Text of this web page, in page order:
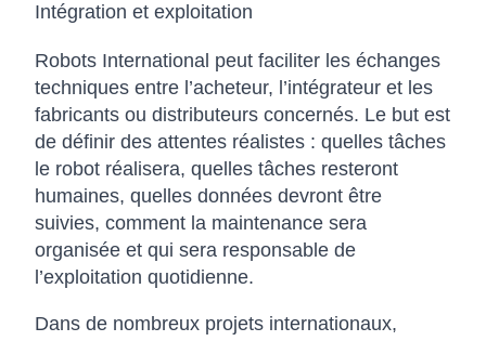
Intégration et exploitation
Robots International peut faciliter les échanges
techniques entre l’acheteur, l’intégrateur et les
fabricants ou distributeurs concernés. Le but est
de définir des attentes réalistes : quelles tâches
le robot réalisera, quelles tâches resteront
humaines, quelles données devront être
suivies, comment la maintenance sera
organisée et qui sera responsable de
l’exploitation quotidienne.
Dans de nombreux projets internationaux,